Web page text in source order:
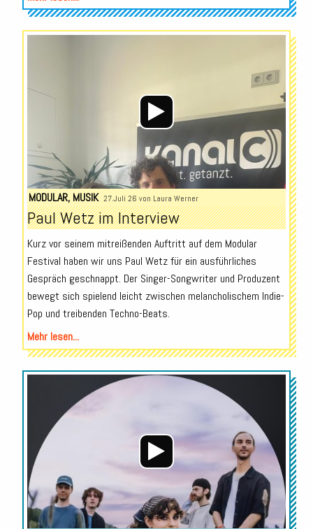
Audio-
Player
MODULAR, MUSIK 27.Juli 26 von Laura Werner
Paul Wetz im Interview
Kurz vor seinem mitreißenden Auftritt auf dem Modular
Festival haben wir uns Paul Wetz für ein ausführliches
Gespräch geschnappt. Der Singer-Songwriter und Produzent
bewegt sich spielend leicht zwischen melancholischem Indie-
Pop und treibenden Techno-Beats.
Mehr lesen...
Audio-
Player